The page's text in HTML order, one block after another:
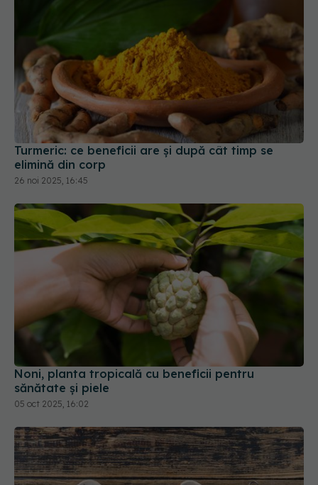
Turmeric: ce beneficii are și după cât timp se
elimină din corp
26 noi 2025, 16:45
Noni, planta tropicală cu beneficii pentru
sănătate și piele
05 oct 2025, 16:02